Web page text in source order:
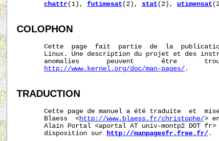
chattr(1), futimesat (2), stat (2), utimensat
COLOPHON
Cette  page  fait  partie  de  la
Linux. Une description du projet et des
anomalies       peuvent       être
http://www.kernel.org/doc/man-pages/ .
TRADUCTION
Cette page de manuel a été traduite  et
       Blaess  <
http://www.blaess.fr/christophe/>
Alain Portal <aportal AT univ-montp2 DOT
       disposition sur
http://manpagesfr.free.fr/ .